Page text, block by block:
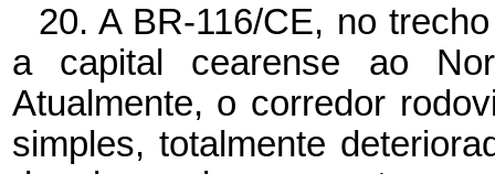
20. A BR-116/CE, no
a capital cearense ao
Atualmente, o corredor
simples, totalmente